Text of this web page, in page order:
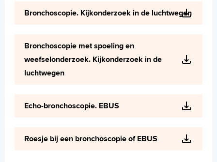
Language
Zoeken
Polski
Arabisch
Bronchoscopie. Kijkonderzoek in de luchtwegen
Bronchoscopie met spoeling en
weefselonderzoek. Kijkonderzoek in de
luchtwegen
Echo-bronchoscopie. EBUS
Roesje bij een bronchoscopie of EBUS